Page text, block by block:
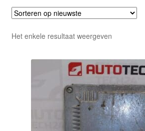
Het enkele resultaat weergeven